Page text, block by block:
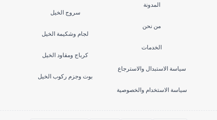
المدونة
من نحن
الخدمات
سياسة الاستبدال والاسترجاع
سياسة الاستخدام والخصوصية
سروج الخيل
لجام وشكيمة الخيل
كرباج ومقاود الخيل
بوت وجزم ركوب الخيل